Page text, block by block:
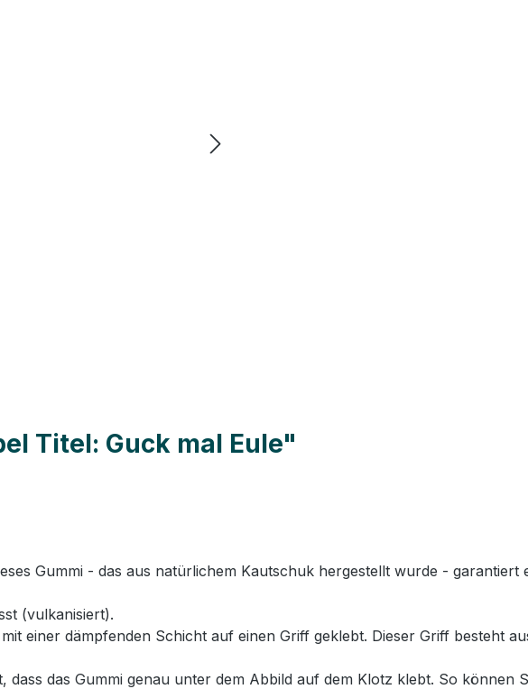
Titel: Guck mal Eule"
Gummi - das aus natürlichem Kautschuk hergestellt wurde - garantiert
(vulkanisiert).
einer dämpfenden Schicht auf einen Griff geklebt. Dieser Griff besteht
das Gummi genau unter dem Abbild auf dem Klotz klebt. So können